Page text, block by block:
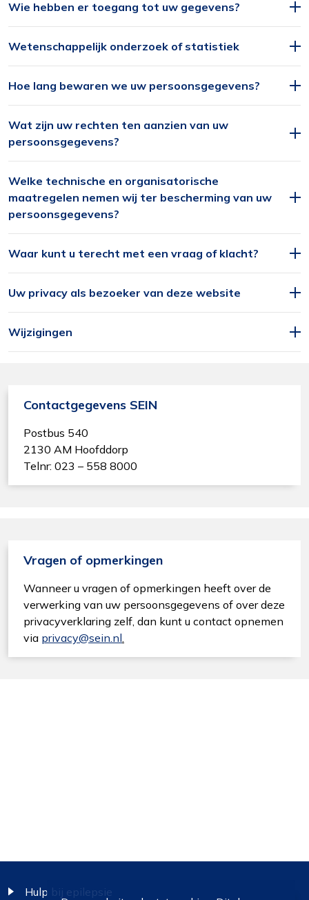
Alleen de cookies plaatsen die nodig zijn om
de inhoud van de website goed te kunnen
bekijken.
Statistieken
Ook de cookies plaatsen die nodig zijn om te
zien of wij de juiste doelgroep bereiken.
Interesses
Om het gebruik van de website af te
stemmen op uw wensen en interesses.
Wie hebben er toegang tot uw gegevens?
Wetenschappelijk onderzoek of statistiek
Hoe lang bewaren we uw persoonsgegevens?
Wat zijn uw rechten ten aanzien van uw
persoonsgegevens?
Welke technische en organisatorische
maatregelen nemen wij ter bescherming van uw
persoonsgegevens?
Waar kunt u terecht met een vraag of klacht?
Uw privacy als bezoeker van deze website
Wijzigingen
Contactgegevens SEIN
Postbus 540
2130 AM Hoofddorp
Telnr: 023 – 558 8000
Vragen of opmerkingen
Wanneer u vragen of opmerkingen heeft over de
verwerking van uw persoonsgegevens of over deze
privacyverklaring zelf, dan kunt u contact opnemen
via privacy@sein.nl.
Hulp bij epilepsie